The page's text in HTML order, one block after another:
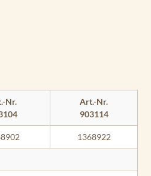
Nr.
Art.-Nr.
903114
1368922